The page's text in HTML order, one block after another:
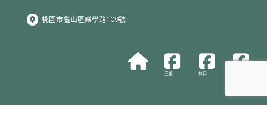
桃園市龜山區樂學路109號